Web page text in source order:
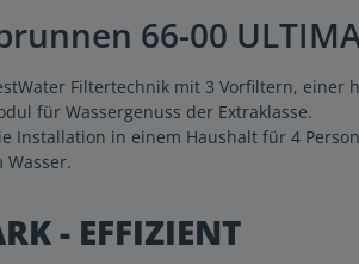
66-00
Filtertechnik mit 3 Vorfiltern,
für Wassergenuss der Extraklasse.
Installation in einem Haushalt für 4
- EFFIZIENT